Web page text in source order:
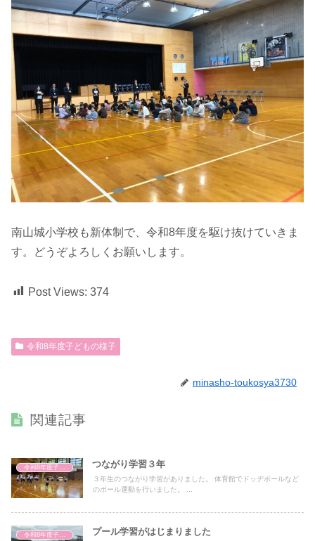
南山城小学校も新体制で、令和8年度を駆け抜けていきま
す。どうぞよろしくお願いします。
Post Views: 374
令和8年度子どもの様子
minasho-toukosya3730
関連記事
令和8年度子どもの様子 つながり学習３年
３年生のつながり学習がありました。 体育館でドッヂボールなど
令和8年度子どもの様子 プール学習がはじまりました